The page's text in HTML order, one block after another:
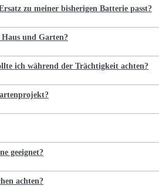
zu meiner bisherigen Batterie passt?
und Garten?
ich während der Trächtigkeit achten?
geeignet?
achten?